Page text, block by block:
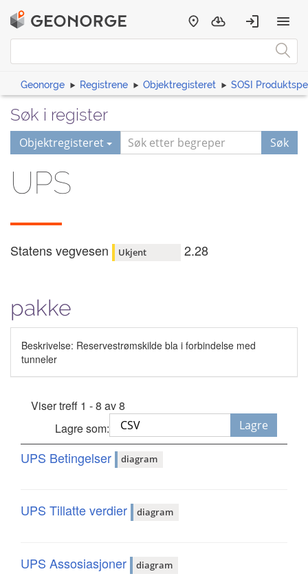
Geonorge Registrene Objektregisteret SOSI
Søk i register
Objektregisteret Søk
UPS
Statens vegvesen Ukjent 2.28
pakke
Beskrivelse: Reservestrømskilde bla i forbindelse med
tunneler
Viser treff 1 - 8 av 8
Lagre som:
Lagre
UPS Betingelser diagram
UPS Tillatte verdier diagram
UPS Assosiasjoner diagram